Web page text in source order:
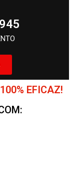
EFICAZ!